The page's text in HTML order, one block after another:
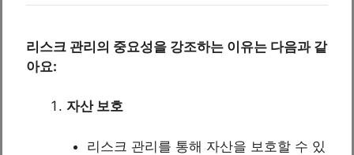
리스크 관리의 중요성을 강조하는 이유는 다음과 같
아요:
자산 보호
리스크 관리를 통해 자산을 보호할 수 있